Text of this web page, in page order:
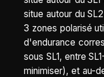
situe autour du
3 zones polarisé
d'endurance
sous SL1, entre
minimiser), et au-